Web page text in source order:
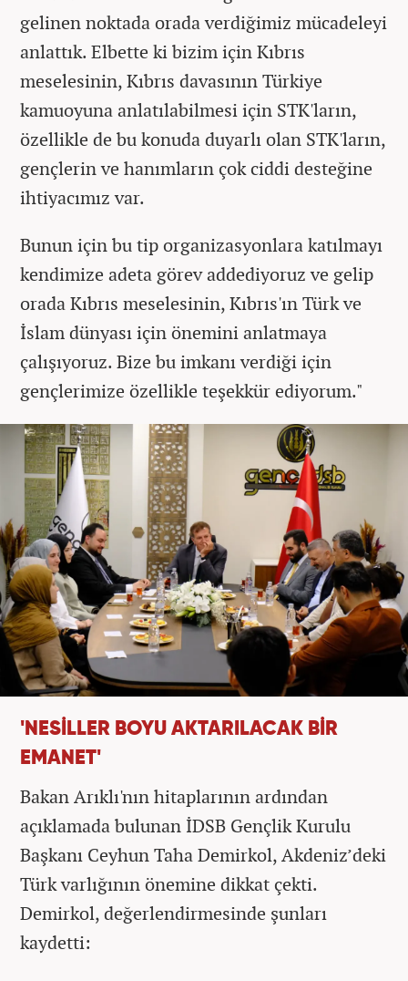
gelinen noktada orada verdiğimiz mücadeleyi
anlattık. Elbette ki bizim için Kıbrıs
meselesinin, Kıbrıs davasının Türkiye
kamuoyuna anlatılabilmesi için STK'ların,
özellikle de bu konuda duyarlı olan STK'ların,
gençlerin ve hanımların çok ciddi desteğine
ihtiyacımız var.
Bunun için bu tip organizasyonlara katılmayı
kendimize adeta görev addediyoruz ve gelip
orada Kıbrıs meselesinin, Kıbrıs'ın Türk ve
İslam dünyası için önemini anlatmaya
çalışıyoruz. Bize bu imkanı verdiği için
gençlerimize özellikle teşekkür ediyorum."
'NESİLLER BOYU AKTARILACAK BİR
EMANET'
Bakan Arıklı'nın hitaplarının ardından
açıklamada bulunan İDSB Gençlik Kurulu
Başkanı Ceyhun Taha Demirkol, Akdeniz’deki
Türk varlığının önemine dikkat çekti.
Demirkol, değerlendirmesinde şunları
kaydetti: